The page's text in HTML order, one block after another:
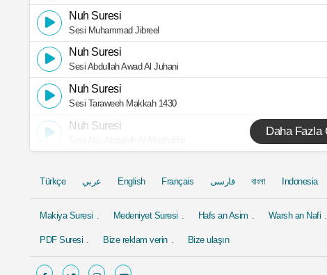
Nuh Suresi
Sesi Muhammad Jibreel
Nuh Suresi
Sesi Abdullah Awad Al Juhani
Nuh Suresi
Sesi Taraweeh Makkah 1430
Nuh Suresi Daha Fazla
Türkçe عربي English Français فارسی বাংলা Indonesia
Makiya Suresi Medeniyet Suresi Hafs an Asim Warsh an Nafi
PDF Suresi Bize reklam verin Bize ulaşın